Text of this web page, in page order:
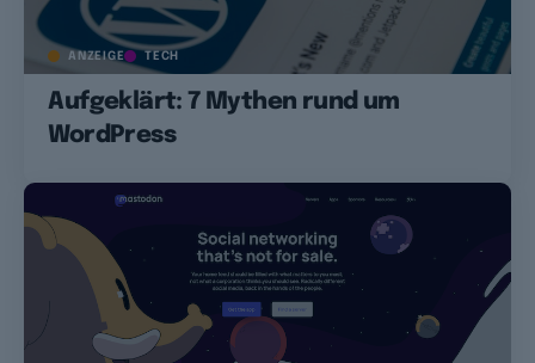
ANZEIGE TECH
Aufgeklärt: 7 Mythen rund um
WordPress